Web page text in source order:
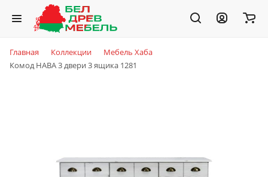
Главная Коллекции
Мебель Хаба
Комод HABA 3 двери 3 ящика 1281